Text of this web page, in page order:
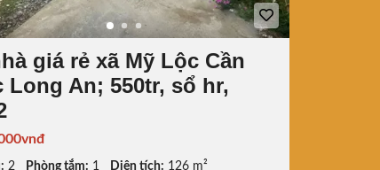
giá rẻ xã Mỹ Lộc Cần
Long An; 550tr, sổ hr,
2 Phòng tắm: 1 Diện tích: 126 m²